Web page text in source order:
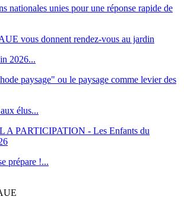
nationales unies pour une réponse rapide de
vous donnent rendez-vous au jardin
2026...
paysage" ou le paysage comme levier des
élus...
A PARTICIPATION - Les Enfants du
prépare !...